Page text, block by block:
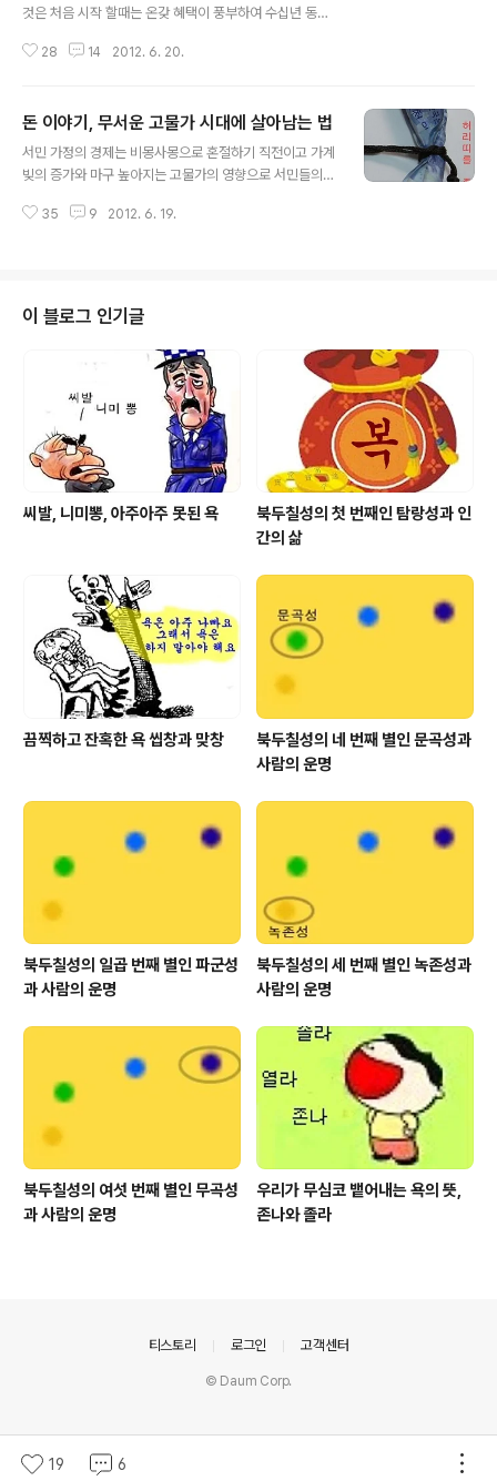
것은 처음 시작 할때는 온갖 혜택이 풍부하여 수십년 동안
재는 보험사의 거짓된 정보와 보험금을 지급하지 않으려고
도 사실 입니다. 물론 현재도 그렇고 앞으로도 많은 사람에
게 노후 보장이나 여러 질병 및 상해에 대한 보장을 통해 도
움을 주기도 하겠지만 이미 보험사 들의 도덕 불감증은 심
에 의해서 많은 피해를 보고 있는 실정 입니다. 수십년 동안
28 14 2012. 6. 20.
돈 이야기, 무서운 고물가 시대에 살아남는 법
서민 가정의 경제는 비몽사몽으로 혼절하기 직전이고 가계
빚의 증가와 마구 높아지는 고물가의 영향으로 서민들의
되므로서 국민들의 생활 방법도 바뀌고 있습니다. 요즘은
살이에 신경조차 쓰지 않던 중년과 장년의 가장들도 비싸
지는 점심값을 체감하며 집에서 만든 도시락을 가져와 먹
거나 저렴한 구내식당을 이용하는 등 그야말로 점심테크에
돌입하고 있습니다. 이제는 젊은 사람이건 나이가 지긋한
중년 이상의 사람이건 상관없이 살아가는데 필수적이지 않
은 것은 무조건 줄이는 생활을 하여야 합니다. 예를 들..
35 9 2012. 6. 19.
이 블로그 인기글
씨발, 니미뽕, 아주아주 못된 욕
북두칠성의 첫 번째인 탐랑성과 인
간의 삶
끔찍하고 잔혹한 욕 씹창과 맞창
북두칠성의 네 번째 별인 문곡성과
사람의 운명
북두칠성의 일곱 번째 별인 파군성
과 사람의 운명
북두칠성의 세 번째 별인 녹존성과
사람의 운명
북두칠성의 여섯 번째 별인 무곡성
과 사람의 운명
우리가 무심코 뱉어내는 욕의 뜻,
존나와 졸라
19 6
티스토리 로그인 고객센터
© Daum Corp.